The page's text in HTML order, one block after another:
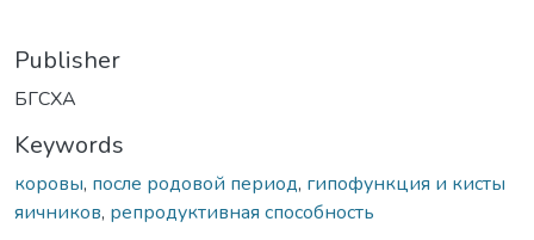
Publisher
БГСХА
Keywords
коровы, после родовой период, гипофункция и кисты
яичников, репродуктивная способность